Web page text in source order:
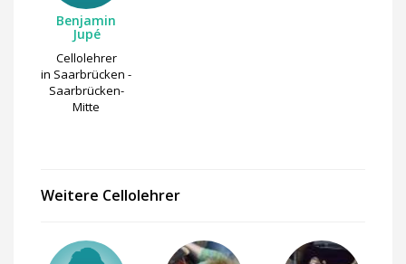
Benjamin
Jupé
Cellolehrer
in Saarbrücken -
Saarbrücken-
Mitte
Weitere Cellolehrer